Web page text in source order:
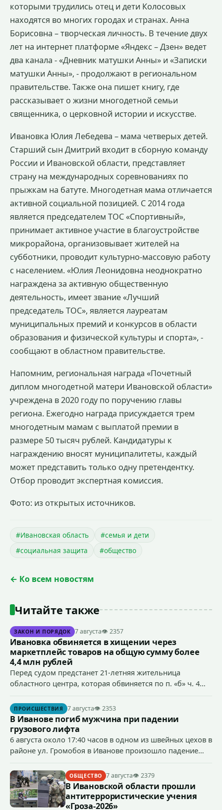
которыми трудились отец и дети Колосовых
находятся во многих городах и странах. Анна
Борисовна – творческая личность. В течение двух
лет на интернет платформе «Яндекс – Дзен» ведет
два канала - «Дневник матушки Анны» и «Записки
матушки Анны», - продолжают в региональном
правительстве. Также она пишет книгу, где
рассказывает о жизни многодетной семьи
священника, о церковной истории и искусстве.
Ивановка Юлия Лебедева – мама четверых детей.
Старший сын Дмитрий входит в сборную команду
России и Ивановской области, представляет
страну на международных соревнованиях по
прыжкам на батуте. Многодетная мама отличается
активной социальной позицией. С 2014 года
является председателем ТОС «Спортивный»,
принимает активное участие в благоустройстве
микрорайона, организовывает жителей на
субботники, проводит культурно-массовую работу
с населением. «Юлия Леонидовна неоднократно
награждена за активную общественную
деятельность, имеет звание «Лучший
председатель ТОС», является лауреатам
муниципальных премий и конкурсов в области
образования и физической культуры и спорта», -
сообщают в областном правительстве.
Напомним, региональная награда «Почетный
диплом многодетной матери Ивановской области»
учреждена в 2020 году по поручению главы
региона. Ежегодно награда присуждается трем
многодетным мамам с выплатой премии в
размере 50 тысяч рублей. Кандидатуры к
награждению вносят муниципалитеты, каждый
может представить только одну претендентку.
Отбор проводит экспертная комиссия.
Фото: из открытых источников.
#Ивановская область
#семья и дети
#социальная защита
#общество
← Ко всем новостям
Читайте также
ЗАКОН И ПОРЯДОК 7 августа👁 2357
Ивановка обвиняется в хищении через
маркетплейс товаров на общую сумму более
4,4 млн рублей
Перед судом предстанет 21-летняя жительница
областного центра, которая обвиняется по п. «б» ч. 4
сумму более 4,4 млн рублей через маркетплейс.
ПРОИСШЕСТВИЯ 7 августа👁 2353
В Иванове погиб мужчина при падении
грузового лифта
6 августа около 17:40 часов в одном из швейных цехов в
районе ул. Громобоя в Иванове произошло падение
ОБЩЕСТВО 7 августа👁 2379
В Ивановской области прошли
антитеррористические учения
«Гроза-2026»